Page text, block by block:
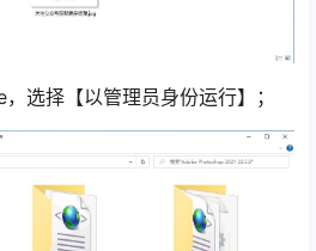
选择【以管理员身份运行】；